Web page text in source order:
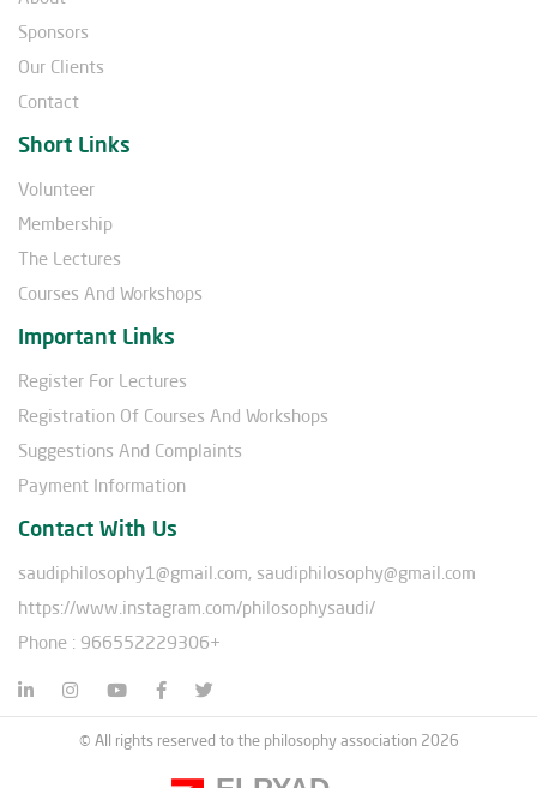
Sponsors
Our Clients
Contact
Short Links
Volunteer
Membership
The Lectures
Courses And Workshops
Important Links
Register For Lectures
Registration Of Courses And Workshops
Suggestions And Complaints
Payment Information
Contact With Us
saudiphilosophy1@gmail.com, saudiphilosophy@gmail.com
https://www.instagram.com/philosophysaudi/
Phone : 966552229306+
© All rights reserved to the philosophy association 2026